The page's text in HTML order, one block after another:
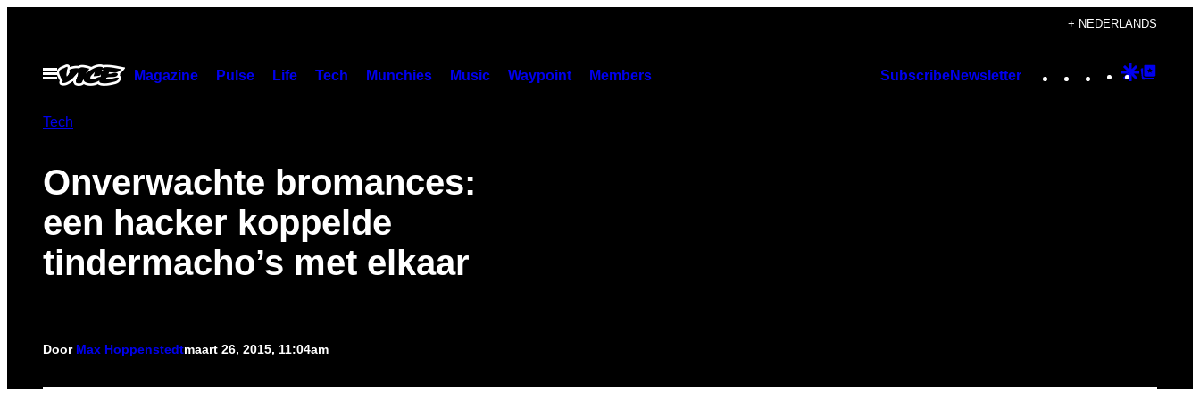
+ NEDERLANDS
Open
menu
Magazine Pulse Life Tech Munchies Music Waypoint Members SubscribeNewsletter Instagram
TikTok
YouTube
Google
Tech
Onverwachte bromances:
een hacker koppelde
tindermacho’s met elkaar
Door Max Hoppenstedtmaart 26, 2015, 11:04am